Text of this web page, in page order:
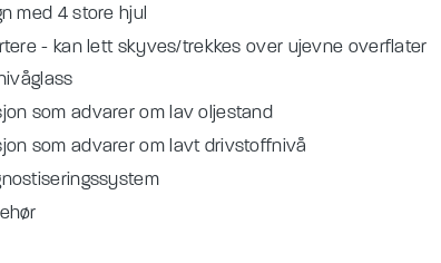
med 4 store hjul
- kan lett skyves/trekkes over ujevne overflater
som advarer om lav oljestand
som advarer om lavt drivstoffnivå